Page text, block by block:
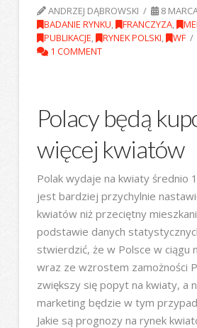
ANDRZEJ DĄBROWSKI
8
BADANIE RYNKU, FRANCZYZA,
PUBLIKACJE, RYNEK POLSKI,
WF
1 COMMENT
Polacy będą
więcej kwiatów
Polak wydaje na kwiaty średnio
jest bardziej przychylnie
kwiatów niż przeciętny
podstawie danych
stwierdzić, że w Polsce w ciągu
wraz ze wzrostem zamożności
zwiększy się popyt na kwiaty, a
marketing będzie w tym
Jakie są prognozy na rynek